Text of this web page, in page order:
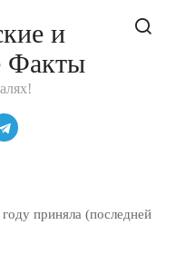
и
Факты
приняла (последней